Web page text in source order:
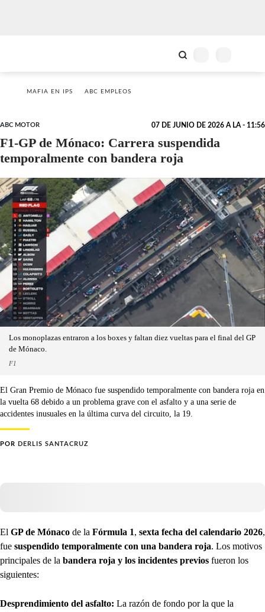
MAFIA EN IPS ABC EMPLEOS
ABC MOTOR 07 DE JUNIO DE 2026 A LA - 11:56
F1-GP de Mónaco: Carrera suspendida
temporalmente con bandera roja
Los monoplazas entraron a los boxes y faltan diez vueltas para el final del GP
de Mónaco.
F1
El Gran Premio de Mónaco fue suspendido temporalmente con bandera roja en
la vuelta 68 debido a un problema grave con el asfalto y a una serie de
accidentes inusuales en la última curva del circuito, la 19.
POR DERLIS SANTACRUZ
El GP de Mónaco de la Fórmula 1, sexta fecha del calendario 2026,
fue suspendido temporalmente con una bandera roja. Los motivos
principales de la bandera roja y los incidentes previos fueron los
siguientes:
Desprendimiento del asfalto: La razón de fondo por la que la